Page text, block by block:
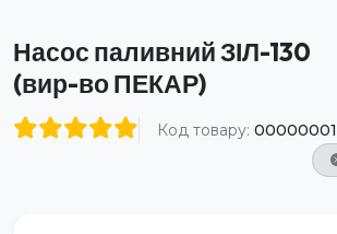
Насос паливний ЗІЛ-130
(вир-во ПЕКАР)
Код товару: